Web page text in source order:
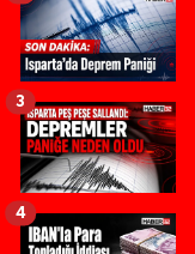
3
4